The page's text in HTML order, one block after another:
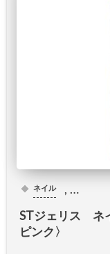
ネイル
STジェリス ネ
ピンク〉